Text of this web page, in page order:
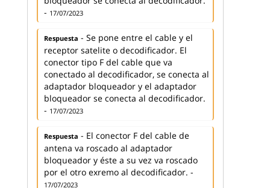
- 17/07/2023
Respuesta - Se pone entre el cable y el
receptor satelite o decodificador. El
conector tipo F del cable que va
conectado al decodificador, se conecta al
adaptador bloqueador y el adaptador
bloqueador se conecta al decodificador.
- 17/07/2023
Respuesta - El conector F del cable de
antena va roscado al adaptador
bloqueador y éste a su vez va roscado
por el otro exremo al decodificador. -
17/07/2023